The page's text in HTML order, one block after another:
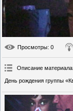
Просмотры: 0
Описание материала
День рождения группы